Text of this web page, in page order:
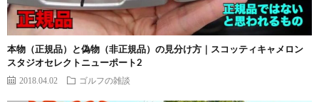
本物（正規品）と偽物（非正規品）の見分け方｜スコッティキャメロン
スタジオセレクトニューポート2
2018.04.02 ゴルフの雑談